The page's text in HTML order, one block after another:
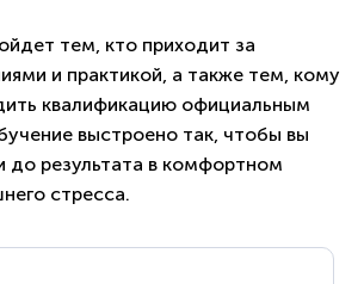
тем, кто приходит за
и практикой, а также тем, кому
квалификацию официальным
выстроено так, чтобы вы
до результата в комфортном
стресса.